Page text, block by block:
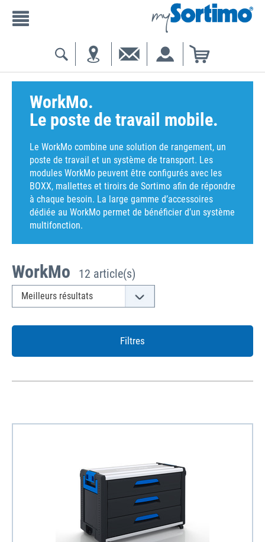
WorkMo.
Le poste de travail mobile.
Le WorkMo combine une solution de rangement, un
poste de travail et un système de transport. Les
modules WorkMo peuvent être configurés avec les
BOXX, mallettes et tiroirs de Sortimo afin de répondre
à chaque besoin. La large gamme d’accessoires
dédiée au WorkMo permet de bénéficier d’un système
multifonction.
WorkMo 12 article(s)
Filtres